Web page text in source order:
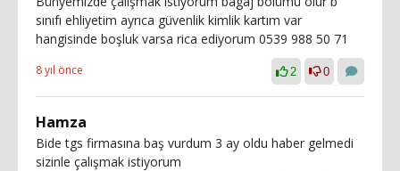
sınıfı ehliyetim ayrıca güvenlik kimlik kartım var
hangisinde boşluk varsa rica ediyorum 0539 988 50 71
8 yıl önce 2 0
Hamza
Bide tgs firmasına baş vurdum 3 ay oldu haber gelmedi
sizinle çalışmak istiyorum